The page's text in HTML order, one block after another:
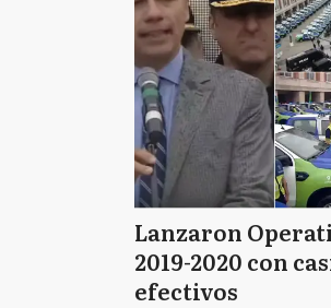
Lanzaron
2019-2020 con
efectivos